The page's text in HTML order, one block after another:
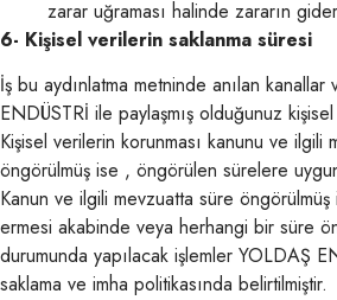
zarar uğraması halinde zararın
6- Kişisel verilerin saklanma süresi
İş bu aydınlatma metninde anılan kanallar
ENDÜSTRİ ile paylaşmış olduğunuz
Kişisel verilerin korunması kanunu ve ilgili
öngörülmüş ise , öngörülen sürelere
Kanun ve ilgili mevzuatta süre
ermesi akabinde veya herhangi bir süre
durumunda yapılacak işlemler YOLDAŞ
saklama ve imha politikasında belirtilmiştir.